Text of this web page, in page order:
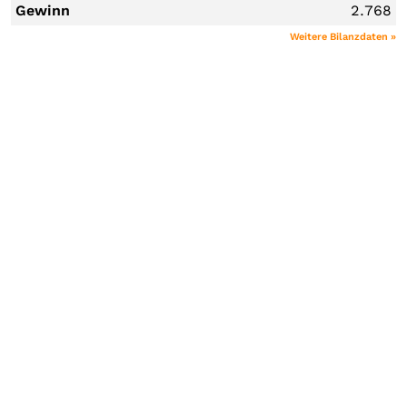
Gewinn
2.768
Weitere Bilanzdaten »